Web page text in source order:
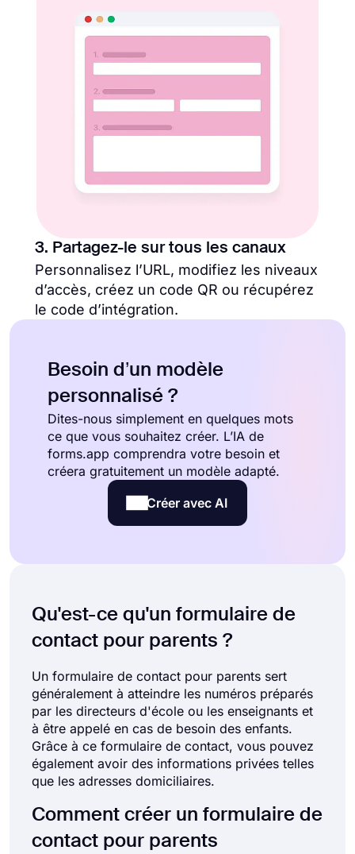
3. Partagez-le sur tous les canaux
Personnalisez l’URL, modifiez les niveaux
d’accès, créez un code QR ou récupérez
le code d’intégration.
Besoin d’un modèle
personnalisé ?
Dites-nous simplement en quelques mots
ce que vous souhaitez créer. L’IA de
forms.app comprendra votre besoin et
créera gratuitement un modèle adapté.
Créer avec AI
Qu'est-ce qu'un formulaire de
contact pour parents ?
Un formulaire de contact pour parents sert
généralement à atteindre les numéros préparés
par les directeurs d'école ou les enseignants et
à être appelé en cas de besoin des enfants.
Grâce à ce formulaire de contact, vous pouvez
également avoir des informations privées telles
que les adresses domiciliaires.
Comment créer un formulaire de
contact pour parents